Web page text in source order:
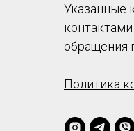
Указанные
обращения
Политика